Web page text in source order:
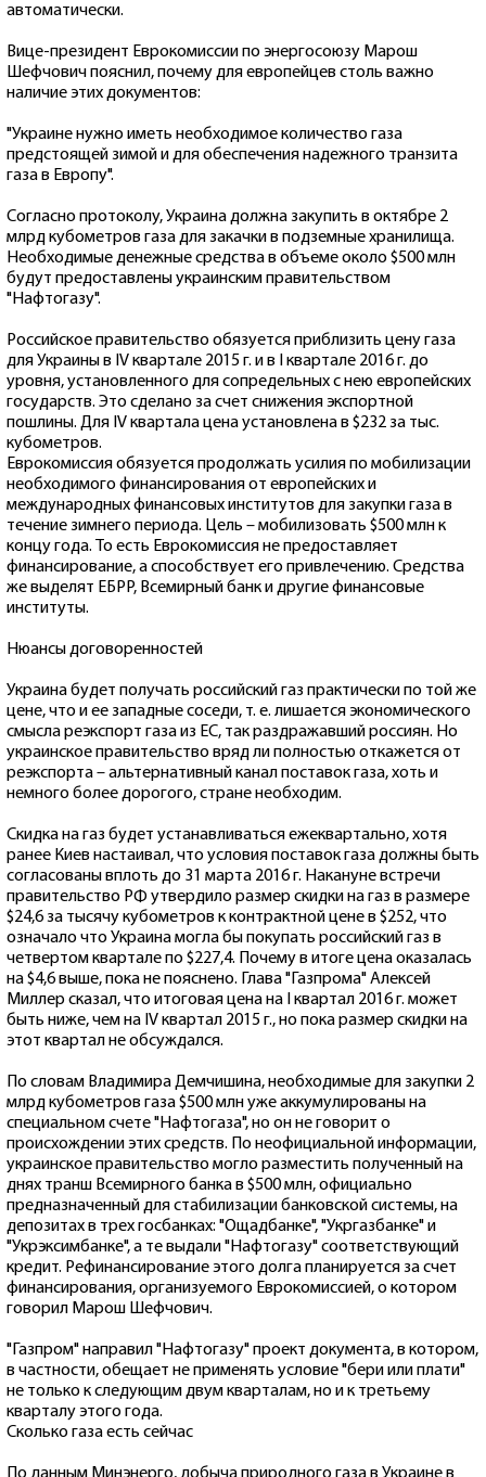
автоматически.
Вице-президент Еврокомиссии по энергосоюзу Марош
Шефчович пояснил, почему для европейцев столь важно
наличие этих документов:
"Украине нужно иметь необходимое количество газа
предстоящей зимой и для обеспечения надежного транзита
газа в Европу".
Согласно протоколу, Украина должна закупить в октябре 2
млрд кубометров газа для закачки в подземные хранилища.
Необходимые денежные средства в объеме около $500 млн
будут предоставлены украинским правительством
"Нафтогазу".
Российское правительство обязуется приблизить цену газа
для Украины в IV квартале 2015 г. и в I квартале 2016 г. до
уровня, установленного для сопредельных с нею европейских
государств. Это сделано за счет снижения экспортной
пошлины. Для IV квартала цена установлена в $232 за тыс.
кубометров.
Еврокомиссия обязуется продолжать усилия по мобилизации
необходимого финансирования от европейских и
международных финансовых институтов для закупки газа в
течение зимнего периода. Цель – мобилизовать $500 млн к
концу года. То есть Еврокомиссия не предоставляет
финансирование, а способствует его привлечению. Средства
же выделят ЕБРР, Всемирный банк и другие финансовые
институты.
Нюансы договоренностей
Украина будет получать российский газ практически по той же
цене, что и ее западные соседи, т. е. лишается экономического
смысла реэкспорт газа из ЕС, так раздражавший россиян. Но
украинское правительство вряд ли полностью откажется от
реэкспорта – альтернативный канал поставок газа, хоть и
немного более дорогого, стране необходим.
Скидка на газ будет устанавливаться ежеквартально, хотя
ранее Киев настаивал, что условия поставок газа должны быть
согласованы вплоть до 31 марта 2016 г. Накануне встречи
правительство РФ утвердило размер скидки на газ в размере
$24,6 за тысячу кубометров к контрактной цене в $252, что
означало что Украина могла бы покупать российский газ в
четвертом квартале по $227,4. Почему в итоге цена оказалась
на $4,6 выше, пока не пояснено. Глава "Газпрома" Алексей
Миллер сказал, что итоговая цена на I квартал 2016 г. может
быть ниже, чем на IV квартал 2015 г., но пока размер скидки на
этот квартал не обсуждался.
По словам Владимира Демчишина, необходимые для закупки 2
млрд кубометров газа $500 млн уже аккумулированы на
специальном счете "Нафтогаза", но он не говорит о
происхождении этих средств. По неофициальной информации,
украинское правительство могло разместить полученный на
днях транш Всемирного банка в $500 млн, официально
предназначенный для стабилизации банковской системы, на
депозитах в трех госбанках: "Ощадбанке", "Укргазбанке" и
"Укрэксимбанке", а те выдали "Нафтогазу" соответствующий
кредит. Рефинансирование этого долга планируется за счет
финансирования, организуемого Еврокомиссией, о котором
говорил Марош Шефчович.
"Газпром" направил "Нафтогазу" проект документа, в котором,
в частности, обещает не применять условие "бери или плати"
не только к следующим двум кварталам, но и к третьему
кварталу этого года.
Сколько газа есть сейчас
По данным Минэнерго, добыча природного газа в Украине в